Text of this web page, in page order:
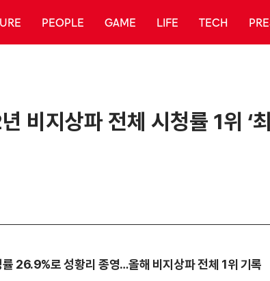
PEOPLE GAME LIFE TECH
비지상파 전체 시청률 1위 ‘
률 26.9%로 성황리 종영…올해 비지상파 전체 1위 기록